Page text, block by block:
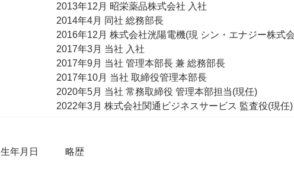
2013年12月 昭栄薬品株式会社 入社
2014年4月 同社 総務部長
2016年12月 株式会社洸陽電機(現 シン・エナジー株式
2017年3月 当社 入社
2017年9月 当社 管理本部長 兼 総務部長
2017年10月 当社 取締役管理本部長
2020年5月 当社 常務取締役 管理本部担当(現任)
2022年3月 株式会社関通ビジネスサービス 監査役(現任)
生年月日 略歴